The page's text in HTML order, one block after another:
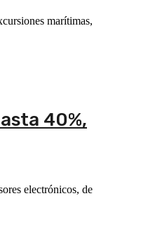
marítimas,
40%,
electrónicos, de